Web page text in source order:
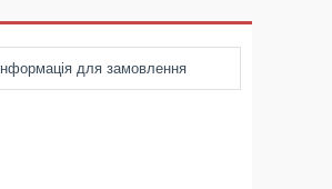
Інформація для замовлення